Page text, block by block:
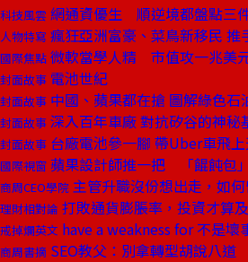
科技風雲 網通資優生 順逆境都盤點三
人物特寫 瘋狂亞洲富豪、菜鳥新移民 推
國際焦點 微軟當學人精 市值攻一兆美
封面故事 電池世紀
封面故事 中國、蘋果都在搶 圖解綠色石
封面故事 深入百年車廠 對抗矽谷的神秘
封面故事 台廠電池參一腳 帶Uber車飛
國際視窗 蘋果設計師推一把 「餛飩包
商周CEO學院 主管升職沒份想出走，如何
理財相對論 打敗通貨膨脹率，投資才算
戒掉爛英文 have a weakness for 不是壞
商周書摘 SEO教父：別拿轉型胡說八道